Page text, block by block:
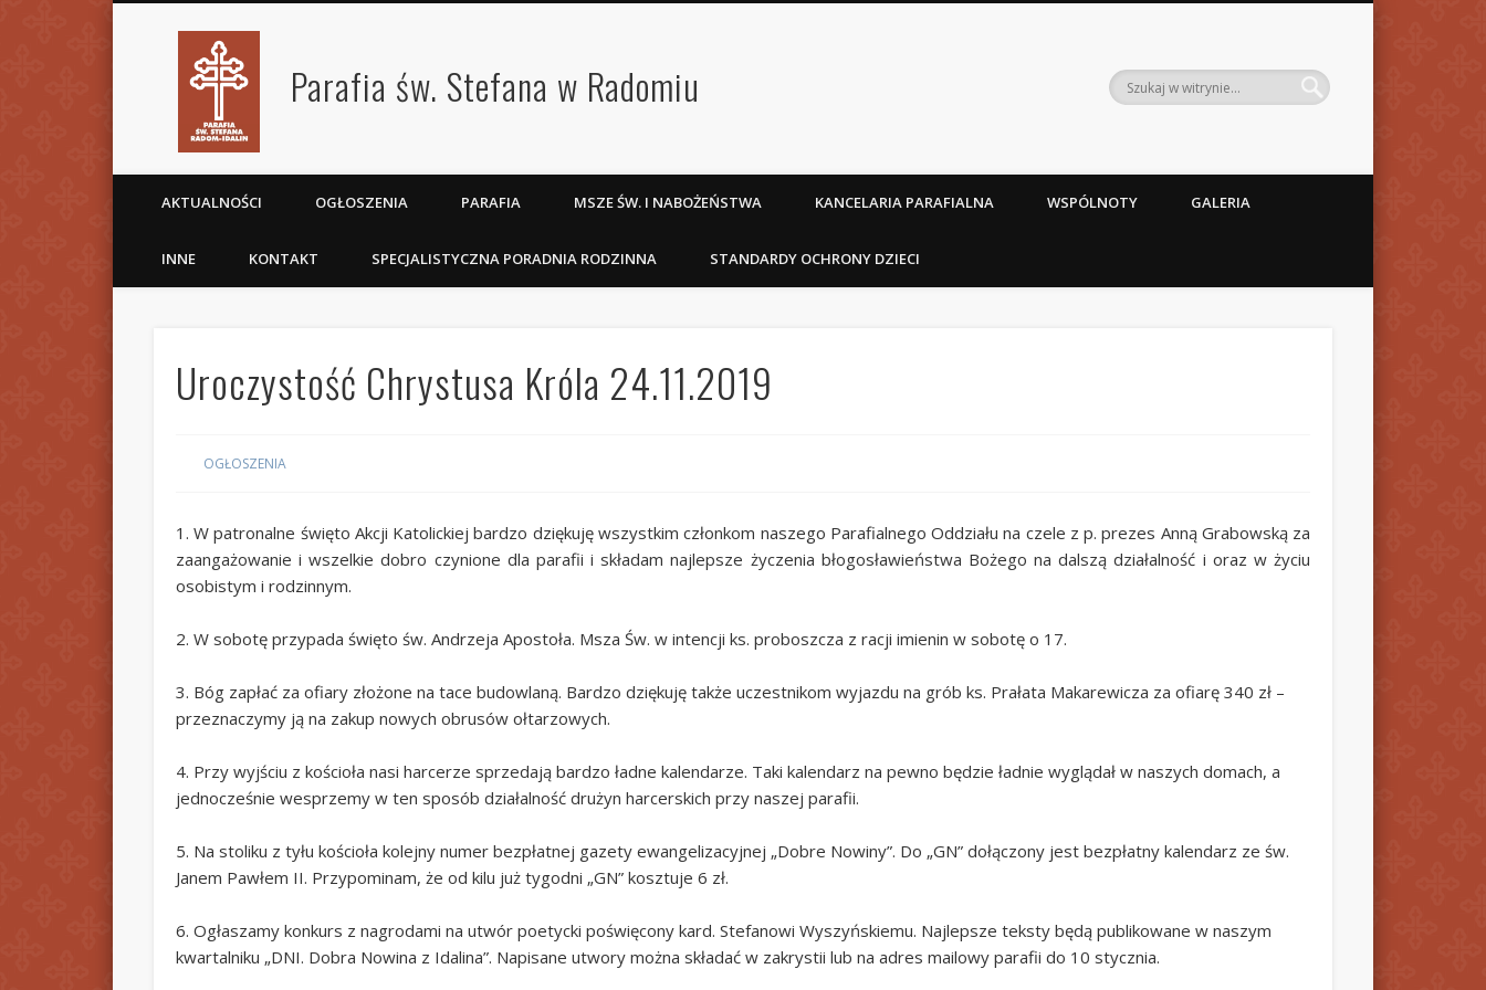
Parafia św. Stefana w Radomiu
AKTUALNOŚCI OGŁOSZENIA PARAFIA MSZE ŚW. I NABOŻEŃSTWA KANCELARIA PARAFIALNA WSPÓLNOTY GALERIA
INNE KONTAKT SPECJALISTYCZNA PORADNIA RODZINNA STANDARDY OCHRONY DZIECI
Uroczystość Chrystusa Króla 24.11.2019
OGŁOSZENIA
1. W patronalne święto Akcji Katolickiej bardzo dziękuję wszystkim członkom naszego Parafialnego Oddziału na czele z p. prezes Anną Grabowską za
zaangażowanie i wszelkie dobro czynione dla parafii i składam najlepsze życzenia błogosławieństwa Bożego na dalszą działalność i oraz w życiu
osobistym i rodzinnym.
2. W sobotę przypada święto św. Andrzeja Apostoła. Msza Św. w intencji ks. proboszcza z racji imienin w sobotę o 17.
3. Bóg zapłać za ofiary złożone na tace budowlaną. Bardzo dziękuję także uczestnikom wyjazdu na grób ks. Prałata Makarewicza za ofiarę 340 zł –
przeznaczymy ją na zakup nowych obrusów ołtarzowych.
4. Przy wyjściu z kościoła nasi harcerze sprzedają bardzo ładne kalendarze. Taki kalendarz na pewno będzie ładnie wyglądał w naszych domach, a
jednocześnie wesprzemy w ten sposób działalność drużyn harcerskich przy naszej parafii.
5. Na stoliku z tyłu kościoła kolejny numer bezpłatnej gazety ewangelizacyjnej „Dobre Nowiny”. Do „GN” dołączony jest bezpłatny kalendarz ze św.
Janem Pawłem II. Przypominam, że od kilu już tygodni „GN” kosztuje 6 zł.
6. Ogłaszamy konkurs z nagrodami na utwór poetycki poświęcony kard. Stefanowi Wyszyńskiemu. Najlepsze teksty będą publikowane w naszym
kwartalniku „DNI. Dobra Nowina z Idalina”. Napisane utwory można składać w zakrystii lub na adres mailowy parafii do 10 stycznia.